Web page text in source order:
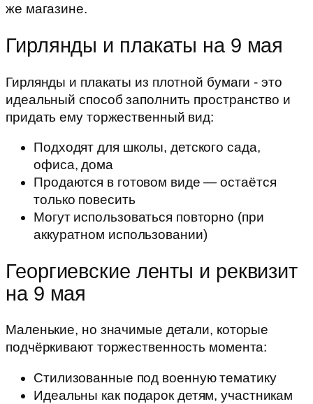
же магазине.
Гирлянды и плакаты на 9 мая
Гирлянды и плакаты из плотной бумаги - это
идеальный способ заполнить пространство и
придать ему торжественный вид:
Подходят для школы, детского сада,
офиса, дома
Продаются в готовом виде — остаётся
только повесить
Могут использоваться повторно (при
аккуратном использовании)
Георгиевские ленты и реквизит
на 9 мая
Маленькие, но значимые детали, которые
подчёркивают торжественность момента:
Стилизованные под военную тематику
Идеальны как подарок детям, участникам